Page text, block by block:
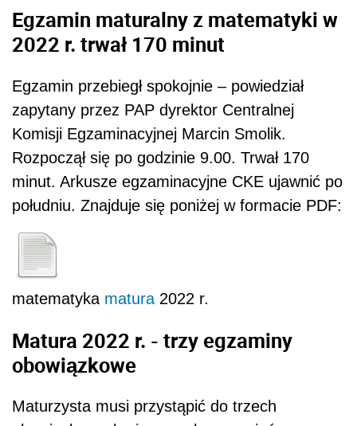
Egzamin maturalny z matematyki w
2022 r. trwał 170 minut
Egzamin przebiegł spokojnie – powiedział
zapytany przez PAP dyrektor Centralnej
Komisji Egzaminacyjnej Marcin Smolik.
Rozpoczął się po godzinie 9.00. Trwał 170
minut. Arkusze egzaminacyjne CKE ujawnić po
południu. Znajduje się poniżej w formacie PDF:
matematyka matura 2022 r.
Matura 2022 r. - trzy egzaminy
obowiązkowe
Maturzysta musi przystąpić do trzech